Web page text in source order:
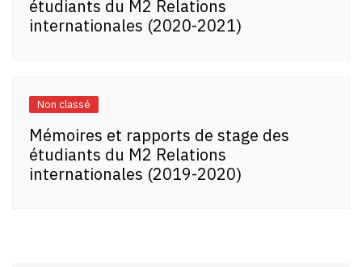
étudiants du M2 Relations
internationales (2020-2021)
Non classé
Mémoires et rapports de stage des
étudiants du M2 Relations
internationales (2019-2020)